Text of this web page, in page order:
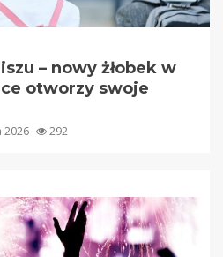
– nowy żłobek w
otworzy swoje
2026 292